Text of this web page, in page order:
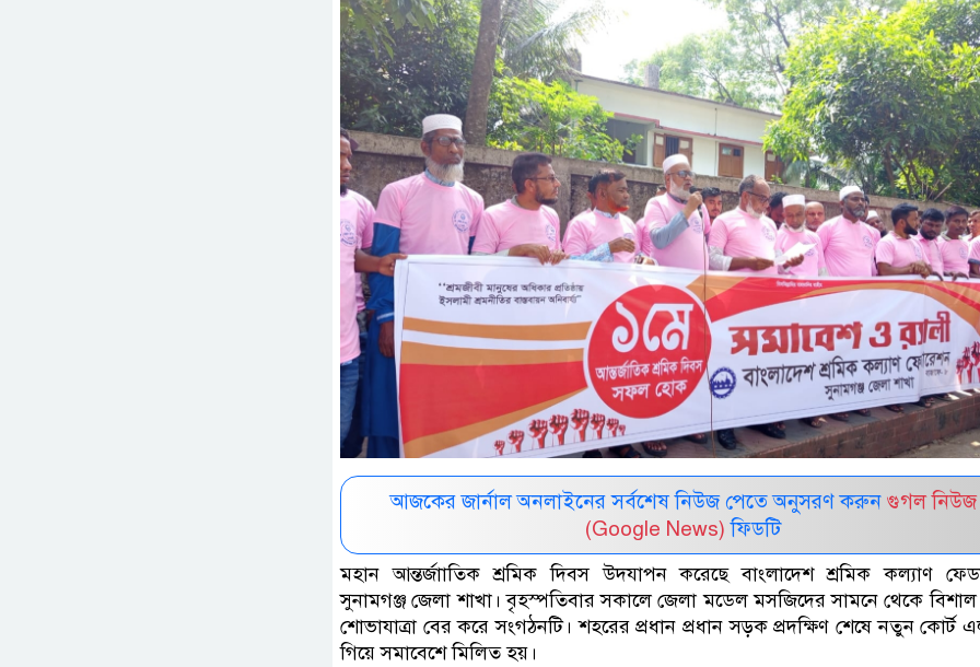
আজকের জার্নাল অনলাইনের সর্বশেষ নিউজ পেতে অনুসরণ করুন গুগল নিউজ
(Google News) ফিডটি
মহান আন্তর্জাাতিক শ্রমিক দিবস উদযাপন করেছে বাংলাদেশ শ্রমিক কল্যাণ
সুনামগঞ্জ জেলা শাখা। বৃহস্পতিবার সকালে জেলা মডেল মসজিদের সামনে থেকে
শোভাযাত্রা বের করে সংগঠনটি। শহরের প্রধান প্রধান সড়ক প্রদক্ষিণ শেষে নতুন কোর্ট
গিয়ে সমাবেশে মিলিত হয়।